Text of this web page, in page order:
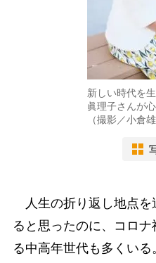
新しい時代を
眞理子さんが
（撮影／小倉雄
人生の折り返し地点を
ると思ったのに、コロ
る中高年世代も多くい